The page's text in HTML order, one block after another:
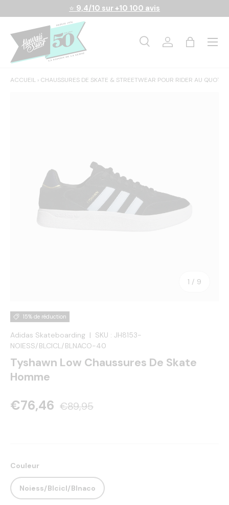
Aller au contenu
⭐ 9,4/10 sur +10 100 avis
Rechercher
RechercheSe connecter
Panier
Menu
ACCUEIL › CHAUSSURES DE SKATE & STREETWEAR POUR RIDER AU
1 / de
9
15% de réduction
Adidas Skateboarding | SKU : JH8153-
NOIESS/BLCICL/BLNACO-40
Tyshawn Low Chaussures De Skate
Homme
€76,46 €89,95
Couleur
Noiess/Blcicl/Blnaco